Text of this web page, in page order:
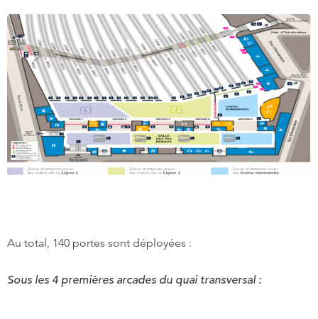
Au total, 140 portes sont déployées :
Sous les 4 premières arcades du quai transversal :